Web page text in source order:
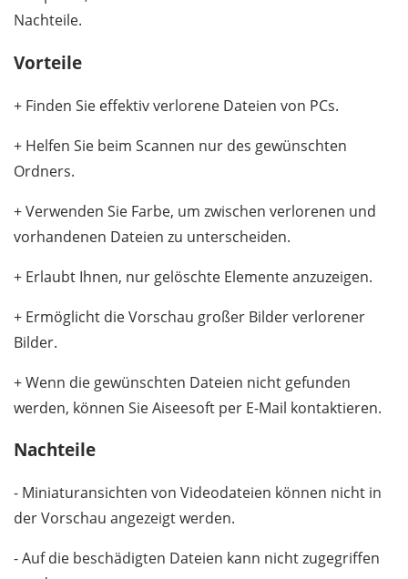
Nachteile.
Vorteile
+ Finden Sie effektiv verlorene Dateien von PCs.
+ Helfen Sie beim Scannen nur des gewünschten
Ordners.
+ Verwenden Sie Farbe, um zwischen verlorenen und
vorhandenen Dateien zu unterscheiden.
+ Erlaubt Ihnen, nur gelöschte Elemente anzuzeigen.
+ Ermöglicht die Vorschau großer Bilder verlorener
Bilder.
+ Wenn die gewünschten Dateien nicht gefunden
werden, können Sie Aiseesoft per E-Mail kontaktieren.
Nachteile
- Miniaturansichten von Videodateien können nicht in
der Vorschau angezeigt werden.
- Auf die beschädigten Dateien kann nicht zugegriffen